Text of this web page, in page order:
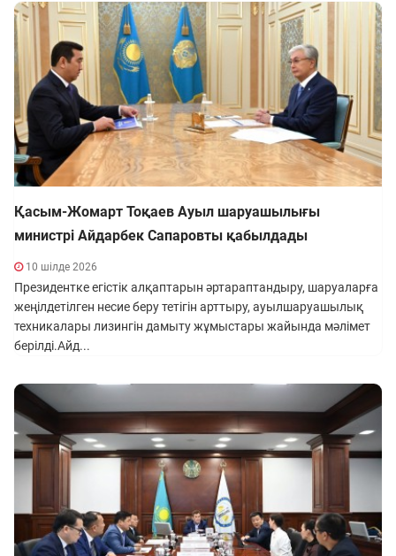
Қасым-Жомарт Тоқаев Ауыл шаруашылығы
министрі Айдарбек Сапаровты қабылдады
10 шілде 2026
Президентке егістік алқаптарын әртараптандыру, шаруаларға
жеңілдетілген несие беру тетігін арттыру, ауылшаруашылық
техникалары лизингін дамыту жұмыстары жайында мәлімет
берілді.Айд...